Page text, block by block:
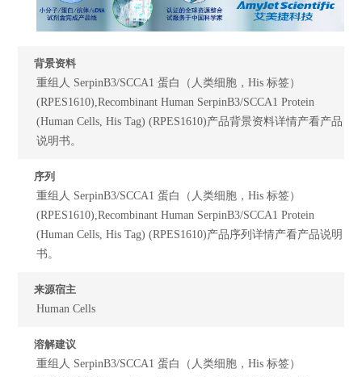
背景资料
重组人 SerpinB3/SCCA1 蛋白（人类细胞，His 标签）
(RPES1610),Recombinant Human SerpinB3/SCCA1 Protein
(Human Cells, His Tag) (RPES1610)产品背景资料详情产看产品
说明书。
序列
重组人 SerpinB3/SCCA1 蛋白（人类细胞，His 标签）
(RPES1610),Recombinant Human SerpinB3/SCCA1 Protein
(Human Cells, His Tag) (RPES1610)产品序列详情产看产品说明
书。
来源宿主
Human Cells
溶解建议
重组人 SerpinB3/SCCA1 蛋白（人类细胞，His 标签）